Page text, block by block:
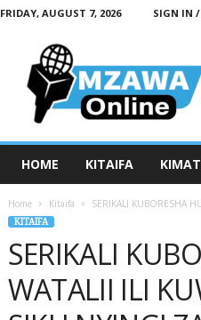
FRIDAY, AUGUST 7, 2026 SIGN IN /
HOME KITAIFA
Home Kitaifa SERIKALI KUBORESHA
KITAIFA
SERIKALI
WATALII ILI